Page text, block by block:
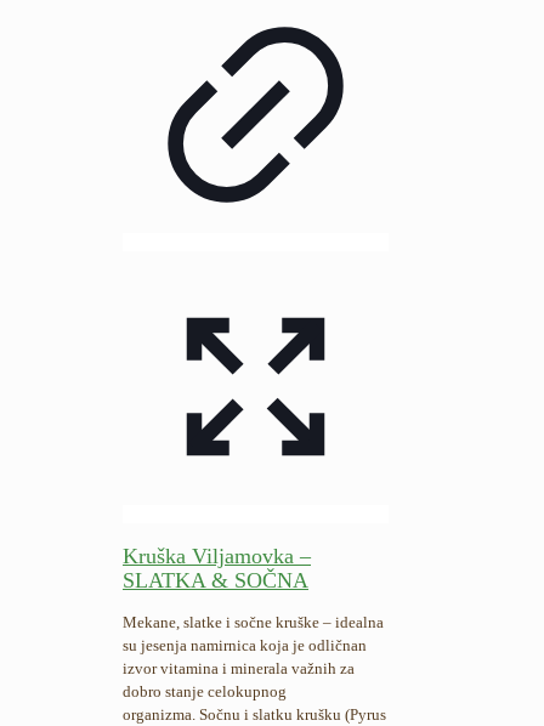
Kruška Viljamovka –
SLATKA & SOČNA
Mekane, slatke i sočne kruške – idealna
su jesenja namirnica koja je odličnan
izvor vitamina i minerala važnih za
dobro stanje celokupnog
organizma. Sočnu i slatku krušku (Pyrus